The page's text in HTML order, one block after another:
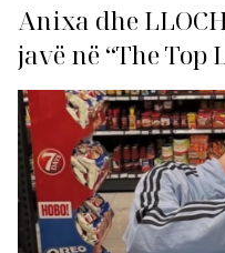
Anixa dhe
javë në “The Top